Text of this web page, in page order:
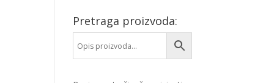
Pretraga proizvoda: